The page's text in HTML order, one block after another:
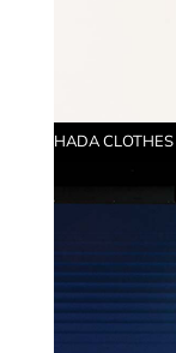
HADA CLOTHES